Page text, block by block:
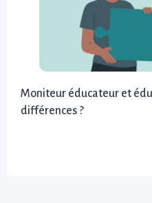
Moniteur éducateur et
différences ?